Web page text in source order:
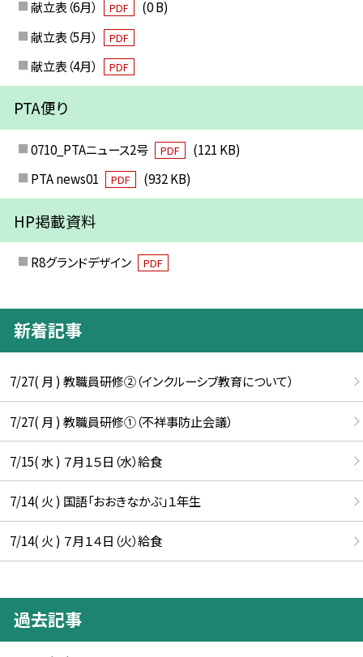
献立表（6月） PDF
(0 B)
献立表（5月）
PDF
献立表（4月） PDF
PTA便り
0710_PTAニュース2号 PDF
(121 KB)
PTA news01
PDF (932 KB)
HP掲載資料
R8グランドデザイン PDF
新着記事
7/27( 月 ) 教職員研修②（インクルーシブ教育について）
7/27( 月 ) 教職員研修①（不祥事防止会議）
7/15( 水 ) ７月１５日（水）給食
7/14( 火 ) 国語「おおきなかぶ」１年生
7/14( 火 ) ７月１４日（火）給食
過去記事